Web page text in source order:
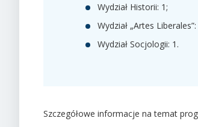
Wydział Historii: 1;
Wydział „Artes Liberales”:
Wydział Socjologii: 1.
Szczegółowe informacje na temat